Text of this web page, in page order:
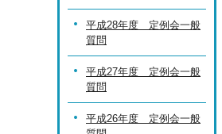
平成28年度 定例会一般
質問
平成27年度 定例会一般
質問
平成26年度 定例会一般